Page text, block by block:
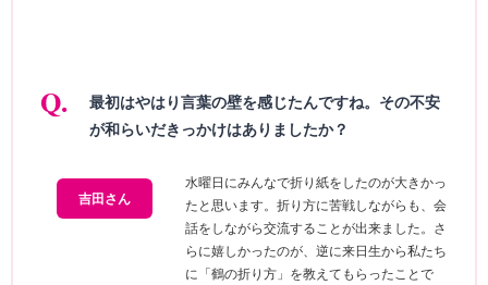
最初はやはり言葉の壁を感じたんですね。その不安
が和らいだきっかけはありましたか？
吉田さん
水曜日にみんなで折り紙をしたのが大きかっ
たと思います。折り方に苦戦しながらも、会
話をしながら交流することが出来ました。さ
らに嬉しかったのが、逆に来日生から私たち
に「鶴の折り方」を教えてもらったことで